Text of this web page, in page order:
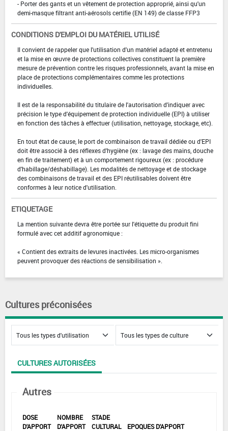
- Porter des gants et un vêtement de protection approprié, ainsi qu'un
demi-masque filtrant anti-aérosols certifie (EN 149) de classe FFP3
CONDITIONS D'EMPLOI DU MATÉRIEL UTILISÉ
Il convient de rappeler que l'utilisation d'un matériel adapté et entretenu
et la mise en œuvre de protections collectives constituent la première
mesure de prévention contre les risques professionnels, avant la mise en
place de protections complémentaires comme les protections
individuelles.
Il est de la responsabilité du titulaire de l'autorisation d'indiquer avec
précision le type d'équipement de protection individuelle (EPI) à utiliser
en fonction des tâches à effectuer (utilisation, nettoyage, stockage, etc).
En tout état de cause, le port de combinaison de travail dédiée ou d'EPI
doit être associé à des réflexes d'hygiène (ex : lavage des mains, douche
en fin de traitement) et à un comportement rigoureux (ex : procédure
d'habillage/déshabillage). Les modalités de nettoyage et de stockage
des combinaisons de travail et des EPI réutilisables doivent être
conformes à leur notice d'utilisation.
ETIQUETAGE
La mention suivante devra être portée sur l'étiquette du produit fini
formulé avec cet additif agronomique :
« Contient des extraits de levures inactivées. Les micro-organismes
peuvent provoquer des réactions de sensibilisation ».
Cultures préconisées
CULTURES AUTORISÉES
Autres
DOSE
D'APPORT
NOMBRE
D'APPORT
STADE
CULTURAL
EPOQUES D'APPORT